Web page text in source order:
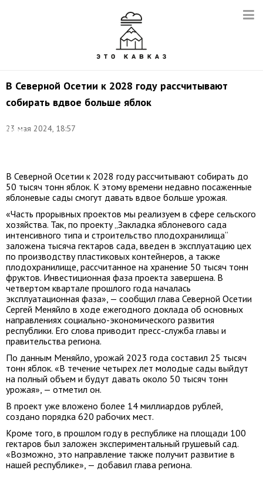
В Северной Осетии к 2028 году рассчитывают
собирать вдвое больше яблок
23 мая 2024, 18:57
Диана
В Северной Осетии к 2028 году рассчитывают собирать до
50 тысяч тонн яблок. К этому времени недавно посаженные
яблоневые сады смогут давать вдвое больше урожая.
«Часть прорывных проектов мы реализуем в сфере сельского
хозяйства. Так, по проекту „Закладка яблоневого сада
интенсивного типа и строительство плодохранилища“
заложена тысяча гектаров сада, введен в эксплуатацию цех
по производству пластиковых контейнеров, а также
плодохранилище, рассчитанное на хранение 50 тысяч тонн
фруктов. Инвестиционная фаза проекта завершена. В
четвертом квартале прошлого года началась
эксплуатационная фаза», — сообщил глава Северной Осетии
Сергей Меняйло в ходе ежегодного доклада об основных
направлениях социально-экономического развития
республики. Его слова приводит пресс-служба главы и
правительства региона.
По данным Меняйло, урожай 2023 года составил 25 тысяч
тонн яблок. «В течение четырех лет молодые сады выйдут
на полный объем и будут давать около 50 тысяч тонн
урожая», — отметил он.
В проект уже вложено более 14 миллиардов рублей,
создано порядка 620 рабочих мест.
Кроме того, в прошлом году в республике на площади 100
гектаров был заложен экспериментальный грушевый сад.
«Возможно, это направление также получит развитие в
нашей республике», — добавил глава региона.